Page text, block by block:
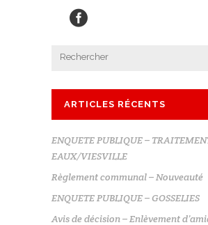
ARTICLES RÉCENTS
ENQUETE PUBLIQUE –
EAUX/VIESVILLE
Règlement communal – Nouveauté
ENQUETE PUBLIQUE – GOSSELIES
Avis de décision – Enlèvement